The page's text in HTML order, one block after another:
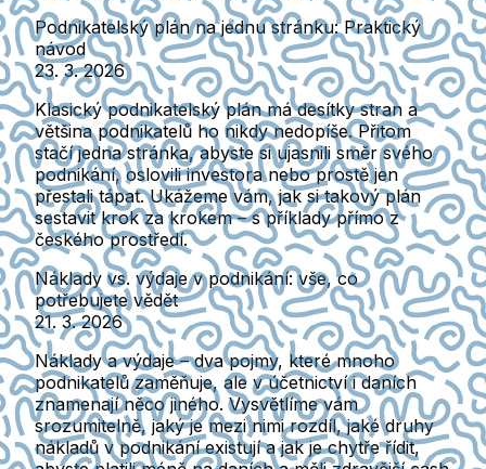
Podnikatelský plán na jednu stránku: Praktický
návod
23. 3. 2026
Klasický podnikatelský plán má desítky stran a
většina podnikatelů ho nikdy nedopíše. Přitom
stačí jedna stránka, abyste si ujasnili směr svého
podnikání, oslovili investora nebo prostě jen
přestali tápat. Ukážeme vám, jak si takový plán
sestavit krok za krokem – s příklady přímo z
českého prostředí.
Náklady vs. výdaje v podnikání: vše, co
potřebujete vědět
21. 3. 2026
Náklady a výdaje – dva pojmy, které mnoho
podnikatelů zaměňuje, ale v účetnictví i daních
znamenají něco jiného. Vysvětlíme vám
srozumitelně, jaký je mezi nimi rozdíl, jaké druhy
nákladů v podnikání existují a jak je chytře řídit,